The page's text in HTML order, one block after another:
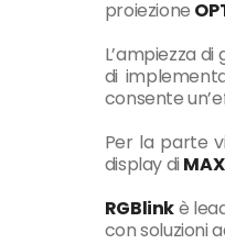
proiezione
L’ampiezza
di
consente
Per la parte
display di
RGBlinkè
con soluzioni